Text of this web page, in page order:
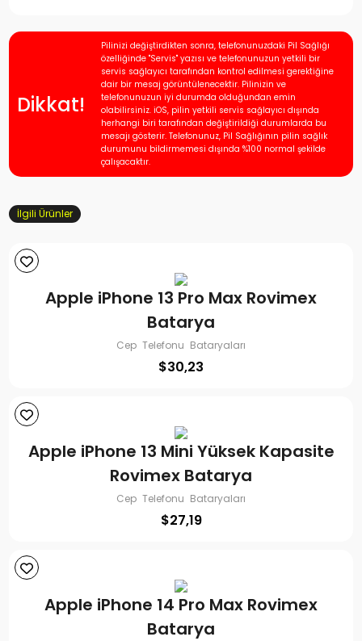
Dikkat!
Pilinizi değiştirdikten sonra, telefonunuzdaki Pil Sağlığı
özelliğinde "Servis" yazısı ve telefonunuzun yetkili bir
servis sağlayıcı tarafından kontrol edilmesi gerektiğine
dair bir mesaj görüntülenecektir. Pilinizin ve
telefonunuzun iyi durumda olduğundan emin
olabilirsiniz. iOS, pilin yetkili servis sağlayıcı dışında
herhangi biri tarafından değiştirildiği durumlarda bu
mesajı gösterir. Telefonunuz, Pil Sağlığının pilin sağlık
durumunu bildirmemesi dışında %100 normal şekilde
çalışacaktır.
İlgili Ürünler
Apple iPhone 13 Pro Max Rovimex
Batarya
Cep Telefonu Bataryaları
$30,23
Apple iPhone 13 Mini Yüksek Kapasite
Rovimex Batarya
Cep Telefonu Bataryaları
$27,19
Apple iPhone 14 Pro Max Rovimex
Batarya